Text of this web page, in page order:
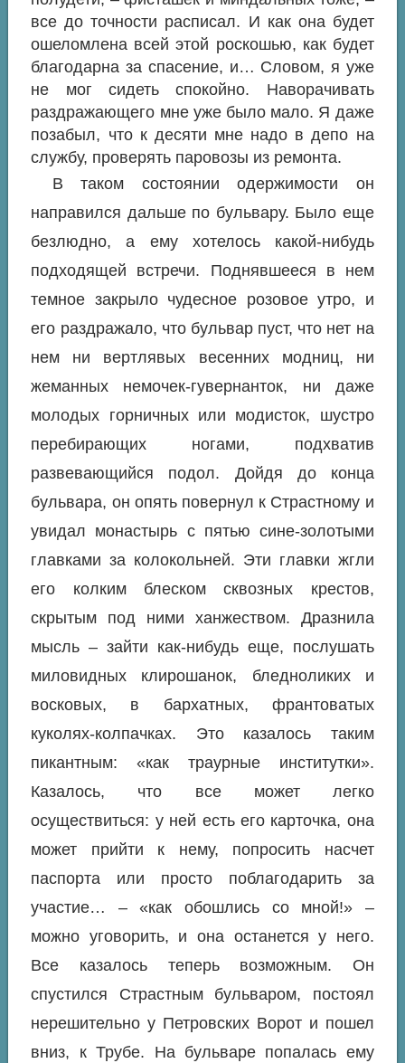
все до точности расписал. И как она будет
ошеломлена всей этой роскошью, как будет
благодарна за спасение, и… Словом, я уже
не мог сидеть спокойно. Наворачивать
раздражающего мне уже было мало. Я даже
позабыл, что к десяти мне надо в депо на
службу, проверять паровозы из ремонта.
В таком состоянии одержимости он
направился дальше по бульвару. Было еще
безлюдно, а ему хотелось какой-нибудь
подходящей встречи. Поднявшееся в нем
темное закрыло чудесное розовое утро, и
его раздражало, что бульвар пуст, что нет на
нем ни вертлявых весенних модниц, ни
жеманных немочек-гувернанток, ни даже
молодых горничных или модисток, шустро
перебирающих ногами, подхватив
развевающийся подол. Дойдя до конца
бульвара, он опять повернул к Страстному и
увидал монастырь с пятью сине-золотыми
главками за колокольней. Эти главки жгли
его колким блеском сквозных крестов,
скрытым под ними ханжеством. Дразнила
мысль – зайти как-нибудь еще, послушать
миловидных клирошанок, бледноликих и
восковых, в бархатных, франтоватых
куколях-колпачках. Это казалось таким
пикантным: «как траурные институтки».
Казалось, что всеможет легко
осуществиться: у ней есть его карточка, она
может прийти к нему, попросить насчет
паспорта или просто поблагодарить за
участие… – «как обошлись со мной!» –
можно уговорить, и она останется у него.
Все казалось теперь возможным. Он
спустился Страстным бульваром, постоял
нерешительно у Петровских Ворот и пошел
вниз, к Трубе. На бульваре попалась ему